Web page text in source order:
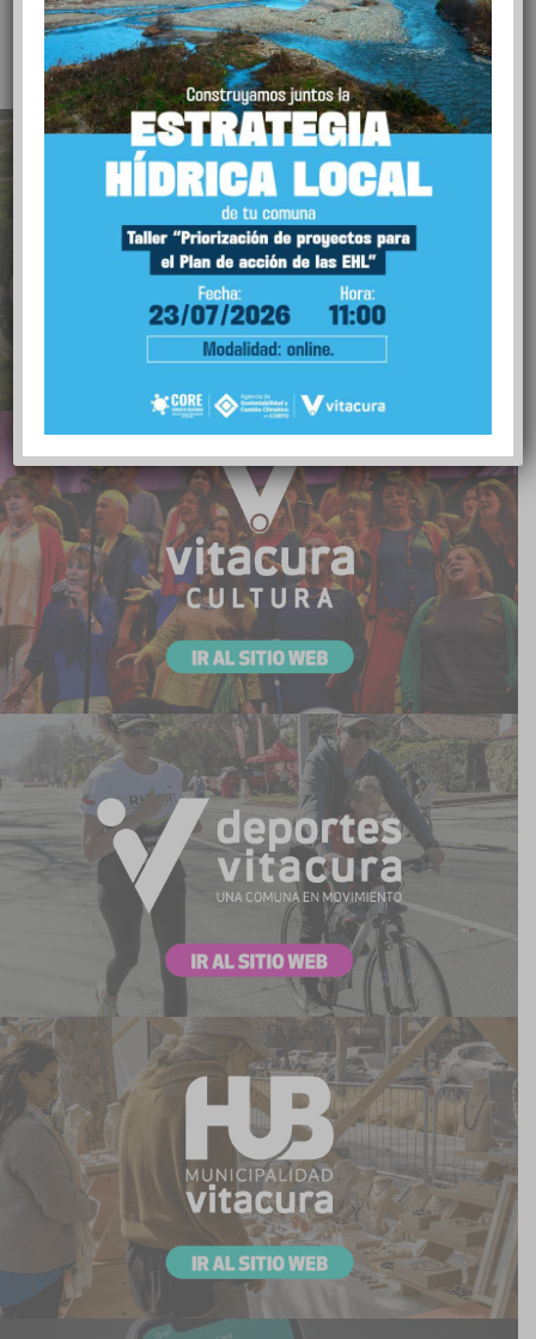
Plan de Infraestructura Verde